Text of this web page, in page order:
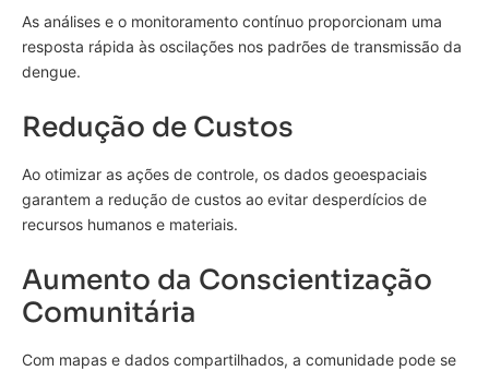
As análises e o monitoramento contínuo proporcionam uma
resposta rápida às oscilações nos padrões de transmissão da
dengue.
Redução de Custos
Ao otimizar as ações de controle, os dados geoespaciais
garantem a redução de custos ao evitar desperdícios de
recursos humanos e materiais.
Aumento da Conscientização
Comunitária
Com mapas e dados compartilhados, a comunidade pode se